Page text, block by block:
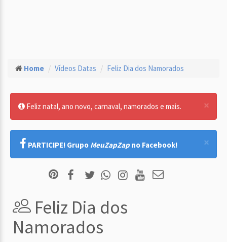
Home Vídeos Datas Feliz Dia dos Namorados
×
Feliz natal, ano novo, carnaval, namorados e mais.
×
PARTICIPE! Grupo MeuZapZap no Facebook!
Feliz Dia dos
Namorados